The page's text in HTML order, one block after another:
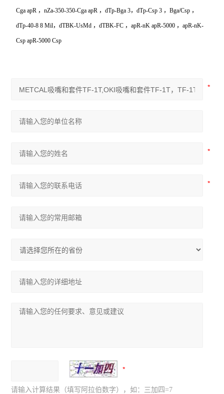
Cga apR ，nZa-350-350-Cga apR ，dTp-Bga 3，dTp-Csp 3 ，Bga/Csp ，
dTp-40-8 8 Mil，dTBK-UsMd ，dTBK-FC ，apR-nK apR-5000 ，apR-nK-
Csp apR-5000 Csp
请输入计算结果（填写阿拉伯数字），如：三加四=7